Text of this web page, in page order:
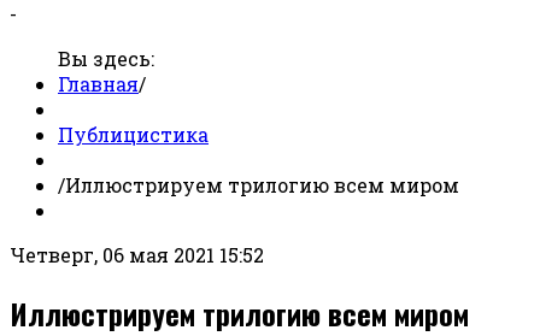
-
Вы здесь:
Главная/
Публицистика
/Иллюстрируем трилогию всем миром
Четверг, 06 мая 2021 15:52
Иллюстрируем трилогию всем миром